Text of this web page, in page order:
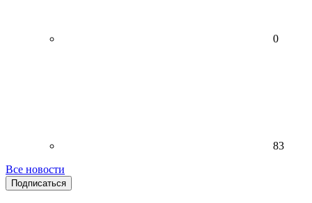
0
83
Все новости
Подписаться